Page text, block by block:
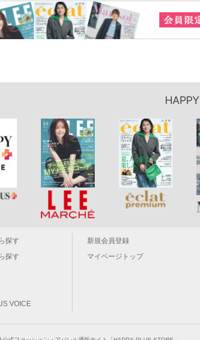
探す
探す
VOICE
新規会員登録
マイページトップ